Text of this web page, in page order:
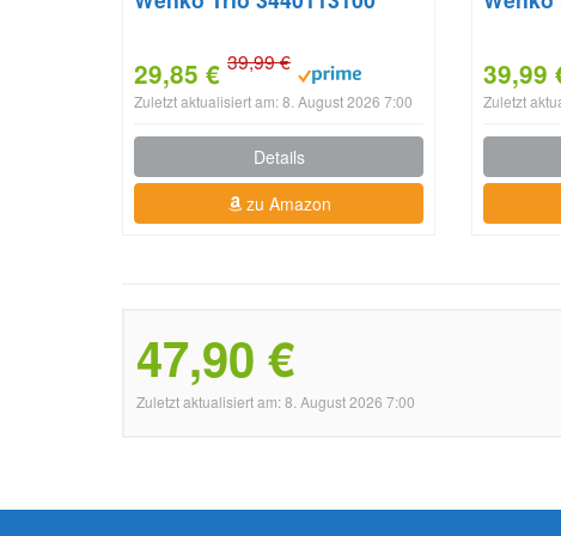
29,85 € 39,99 €
Zuletzt aktualisiert am: 8. August 2026 7:00
Details
zu Amazon
39,99
Zuletzt
47,90 €
Zuletzt aktualisiert am: 8. August 2026 7:00